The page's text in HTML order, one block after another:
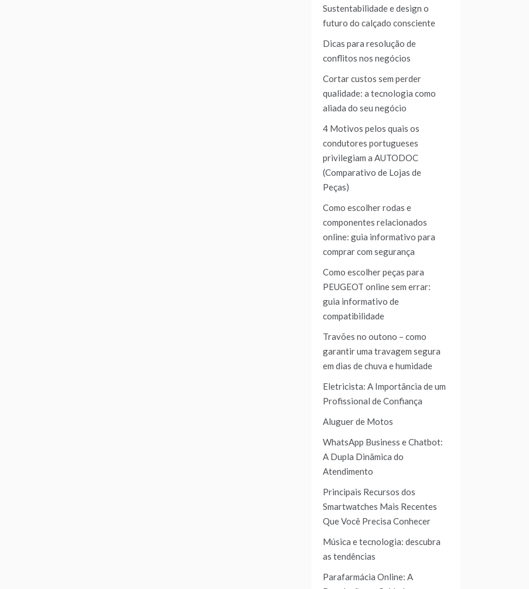
Sustentabilidade e design o
futuro do calçado consciente
Dicas para resolução de
conflitos nos negócios
Cortar custos sem perder
qualidade: a tecnologia como
aliada do seu negócio
4 Motivos pelos quais os
condutores portugueses
privilegiam a AUTODOC
(Comparativo de Lojas de
Peças)
Como escolher rodas e
componentes relacionados
online: guia informativo para
comprar com segurança
Como escolher peças para
PEUGEOT online sem errar:
guia informativo de
compatibilidade
Travões no outono – como
garantir uma travagem segura
em dias de chuva e humidade
Eletricista: A Importância de um
Profissional de Confiança
Aluguer de Motos
WhatsApp Business e Chatbot:
A Dupla Dinâmica do
Atendimento
Principais Recursos dos
Smartwatches Mais Recentes
Que Você Precisa Conhecer
Música e tecnologia: descubra
as tendências
Parafarmácia Online: A